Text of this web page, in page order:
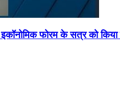
फोरम के सत्र को किया